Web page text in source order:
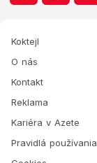
Koktejl
O nás
Kontakt
Reklama
Kariéra v Azete
Pravidlá používania